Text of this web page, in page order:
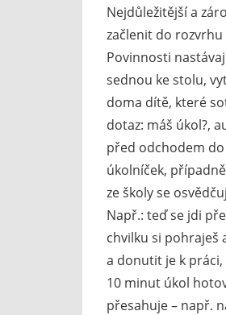
Nejdůležitější a
začlenit do
Povinnosti
sednou ke stolu,
doma dítě, které
dotaz: máš úkol?,
před odchodem
úkolníček,
ze školy se
Např.: teď se jdi
chvilku si pohraješ
a donutit je k práci,
10 minut úkol
přesahuje – např.